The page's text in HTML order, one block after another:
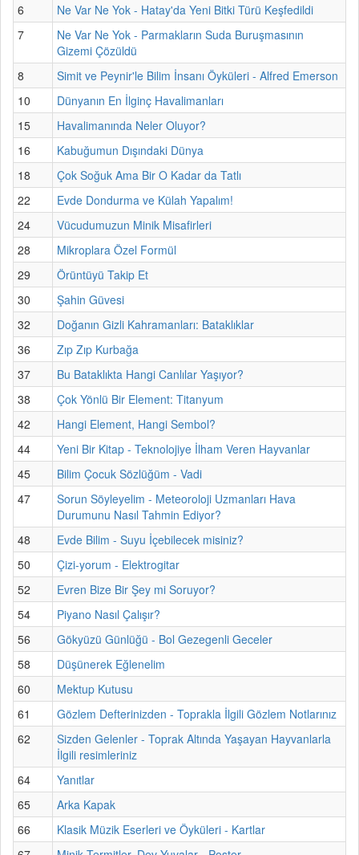
6
Ne Var Ne Yok - Hatay'da Yeni Bitki Türü Keşfedildi
7
Ne Var Ne Yok - Parmakların Suda Buruşmasının
Gizemi Çözüldü
8
Simit ve Peynir'le Bilim İnsanı Öyküleri - Alfred Emerson
10
Dünyanın En İlginç Havalimanları
15
Havalimanında Neler Oluyor?
16
Kabuğumun Dışındaki Dünya
18
Çok Soğuk Ama Bir O Kadar da Tatlı
22
Evde Dondurma ve Külah Yapalım!
24
Vücudumuzun Minik Misafirleri
28
Mikroplara Özel Formül
29
Örüntüyü Takip Et
30
Şahin Güvesi
32
Doğanın Gizli Kahramanları: Bataklıklar
36
Zıp Zıp Kurbağa
37
Bu Bataklıkta Hangi Canlılar Yaşıyor?
38
Çok Yönlü Bir Element: Titanyum
42
Hangi Element, Hangi Sembol?
44
Yeni Bir Kitap - Teknolojiye İlham Veren Hayvanlar
45
Bilim Çocuk Sözlüğüm - Vadi
47
Sorun Söyleyelim - Meteoroloji Uzmanları Hava
Durumunu Nasıl Tahmin Ediyor?
48
Evde Bilim - Suyu İçebilecek misiniz?
50
Çizi-yorum - Elektrogitar
52
Evren Bize Bir Şey mi Soruyor?
54
Piyano Nasıl Çalışır?
56
Gökyüzü Günlüğü - Bol Gezegenli Geceler
58
Düşünerek Eğlenelim
60
Mektup Kutusu
61
Gözlem Defterinizden - Toprakla İlgili Gözlem Notlarınız
62
Sizden Gelenler - Toprak Altında Yaşayan Hayvanlarla
İlgili resimleriniz
64
Yanıtlar
65
Arka Kapak
66
Klasik Müzik Eserleri ve Öyküleri - Kartlar